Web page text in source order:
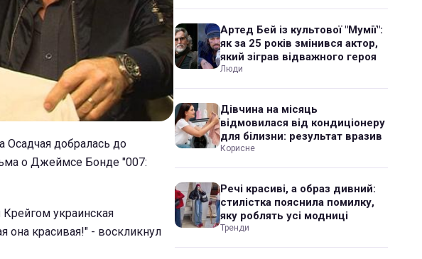
Осадчая добралась до
о Джеймсе Бонде "007:
украинская
она красивая!" - воскликнул
Артед Бей із культової "Мумії":
як за 25 років змінився актор,
який зіграв відважного героя
Люди
Дівчина на місяць
відмовилася від кондиціонеру
для білизни: результат вразив
Корисне
Речі красиві, а образ дивний:
стилістка пояснила помилку,
яку роблять усі модниці
Тренди